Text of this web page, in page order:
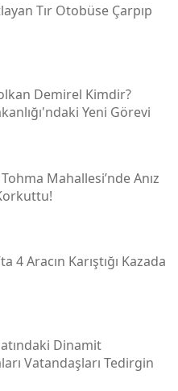
Tır Otobüse Çarpıp
Demirel Kimdir?
Yeni Görevi
Mahallesi’nde Anız
4 Aracın Karıştığı Kazada
Dinamit
Vatandaşları Tedirgin